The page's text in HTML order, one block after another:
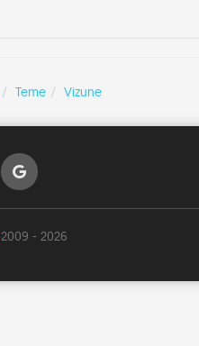
Teme Vizune
2009 - 2026